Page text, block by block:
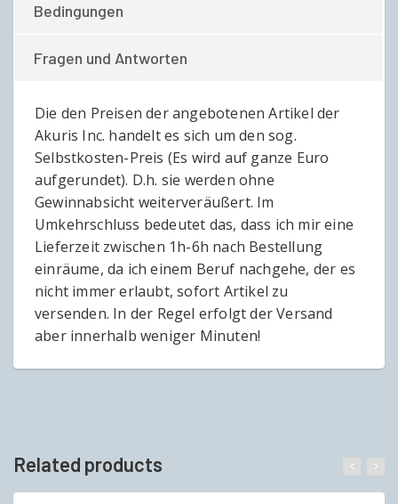
Bedingungen
Fragen und Antworten
Die den Preisen der angebotenen Artikel der
Akuris Inc. handelt es sich um den sog.
Selbstkosten-Preis (Es wird auf ganze Euro
aufgerundet). D.h. sie werden ohne
Gewinnabsicht weiterveräußert. Im
Umkehrschluss bedeutet das, dass ich mir eine
Lieferzeit zwischen 1h-6h nach Bestellung
einräume, da ich einem Beruf nachgehe, der es
nicht immer erlaubt, sofort Artikel zu
versenden. In der Regel erfolgt der Versand
aber innerhalb weniger Minuten!
Related products